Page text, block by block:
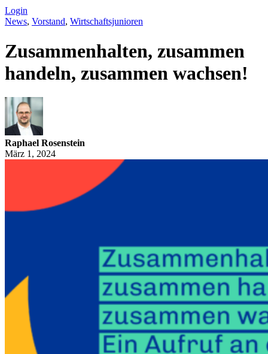
Login
News, Vorstand, Wirtschaftsjunioren
Zusammenhalten, zusammen
handeln, zusammen wachsen!
Raphael Rosenstein
März 1, 2024